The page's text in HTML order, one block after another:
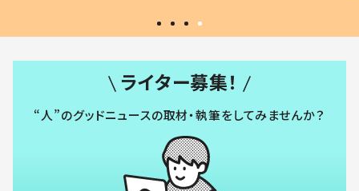
ライター募集！
“人”のグッドニュースの取材・執筆をしてみませんか？